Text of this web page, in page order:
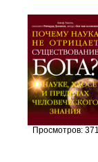
Просмотров: 371